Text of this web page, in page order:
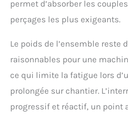
permet d’absorber les
perçages les plus exigeants.
Le poids de l’ensemble reste
raisonnables pour une
ce qui limite la fatigue lors
prolongée sur chantier.
progressif et réactif, un point